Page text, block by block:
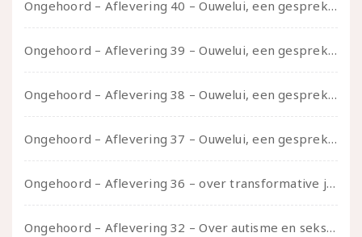
Ongehoord – Aflevering 40 – Ouwelui, een gesprek met Sadie Lune over vormende relaties en de geschiedenis van de queer pornobeweging
Ongehoord – Aflevering 39 – Ouwelui, een gesprek met Pepijn en Ivo over hun regenbooggezin, eigenzinnig ouder worden en Cruise Control
Ongehoord – Aflevering 38 – Ouwelui, een gesprek met vreer over behoefte aan geborgenheid en het behouden van je idealen
Ongehoord – Aflevering 37 – Ouwelui, een gesprek met non over seksualiteit, transitie en ageism
Ongehoord – Aflevering 36 – over transformative justice – in gesprek met Ella en carson
Ongehoord – Aflevering 32 – Over autisme en seksualiteit – in gesprek met Roos Reijbroek